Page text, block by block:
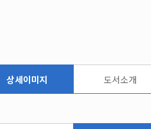
상세이미지 도서소개